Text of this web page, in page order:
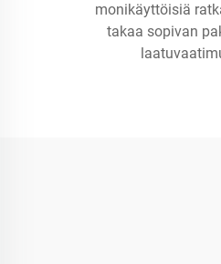
monikäyttöisiä
takaa sopivan